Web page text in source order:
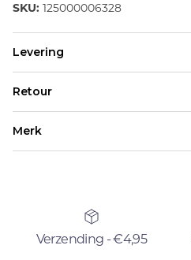
SKU: 125000006328
Levering
Retour
Merk
Verzending - €4,95